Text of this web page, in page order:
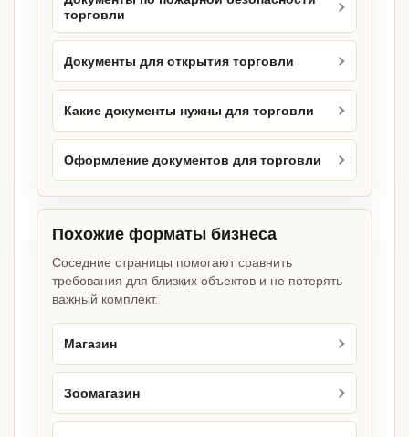
торговли
Документы для открытия торговли
Какие документы нужны для торговли
Оформление документов для торговли
Похожие форматы бизнеса
Соседние страницы помогают сравнить
требования для близких объектов и не потерять
важный комплект.
Магазин
Зоомагазин